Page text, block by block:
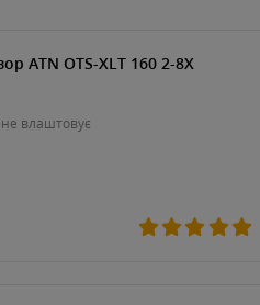
ATN OTS-XLT 160 2-8X
влаштовує